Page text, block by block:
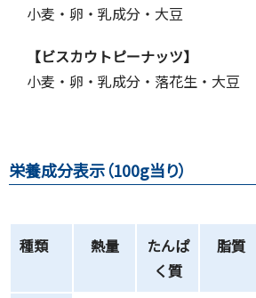
小麦・卵・乳成分・大豆
【ビスカウトピーナッツ】
小麦・卵・乳成分・落花生・大豆
栄養成分表示（100g当り）
種類 熱量
たんぱ
く質
脂質